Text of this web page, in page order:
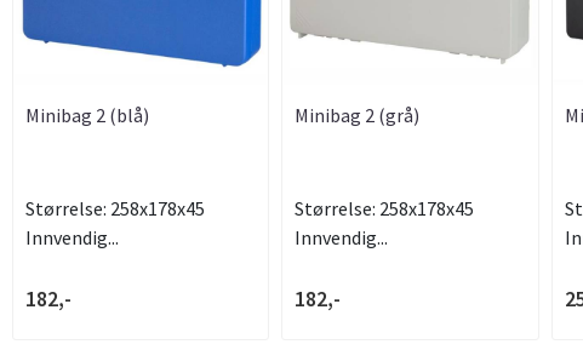
Minibag 2 (blå)
Størrelse: 258x178x45
Innvendig...
182,-
Minibag 2 (grå)
Størrelse: 258x178x45
Innvendig...
182,-